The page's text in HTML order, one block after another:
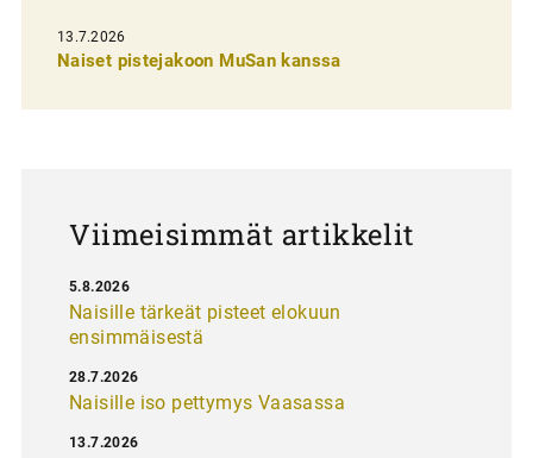
e
13.7.2026
Naiset pistejakoon MuSan kanssa
Viimeisimmät artikkelit
Naisille tärkeät pisteet elokuun
ensimmäisestä
5.8.2026
Naisille iso pettymys Vaasassa
28.7.2026
13.7.2026